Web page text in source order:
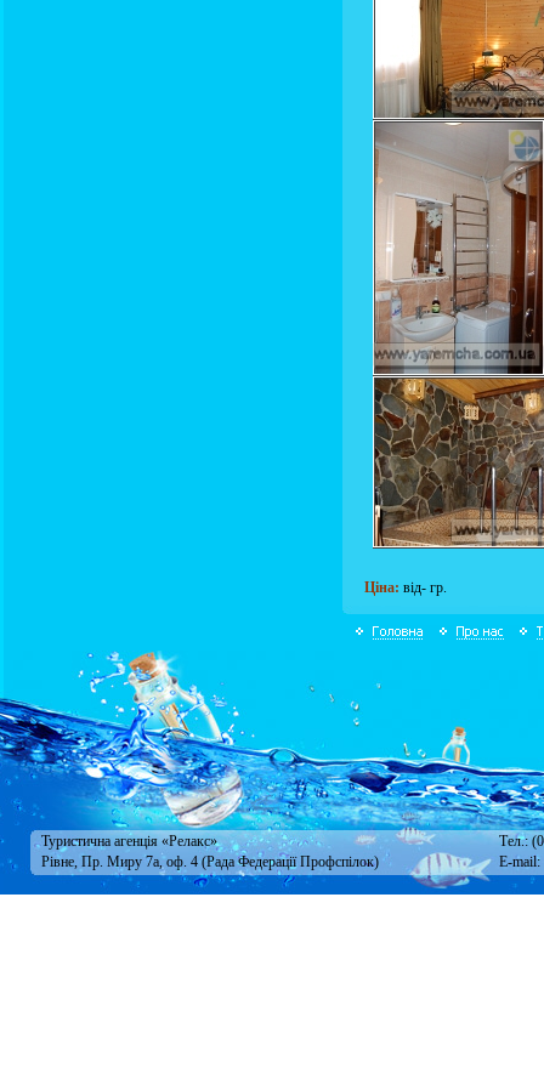
Ціна: від- гр.
Туристична агенція «Релакс»
Тел.:
Рівне, Пр. Миру 7а, оф. 4 (Рада Федерації Профспілок)
E-mail: